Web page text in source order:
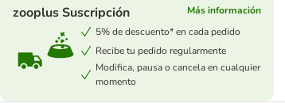
zooplus Suscripción
Más información
5% de descuento* en cada pedido
Recibe tu pedido regularmente
Modifica, pausa o cancela en cualquier
momento